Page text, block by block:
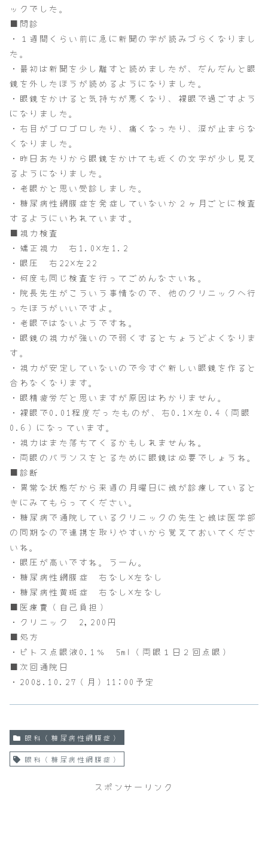
ックでした。
■問診
・１週間くらい前に急に新聞の字が読みづらくなりまし
た。
・最初は新聞を少し離すと読めましたが、だんだんと眼
鏡を外したほうが読めるようになりました。
・眼鏡をかけると気持ちが悪くなり、裸眼で過ごすよう
になりました。
・右目がゴロゴロしたり、痛くなったり、涙が止まらな
くなりました。
・昨日あたりから眼鏡をかけても近くの文字が少し見え
るようになりました。
・老眼かと思い受診しました。
・糖尿病性網膜症を発症していないか２ヶ月ごとに検査
するようにいわれています。
■視力検査
・矯正視力 右1.0×左1.2
・眼圧 右22×左22
・何度も同じ検査を行ってごめんなさいね。
・院長先生がこういう事情なので、他のクリニックへ行
ったほうがいいですよ。
・老眼ではないようですね。
・眼鏡の視力が強いので弱くするとちょうどよくなりま
す。
・視力が安定していないので今すぐ新しい眼鏡を作ると
合わなくなります。
・眼精疲労だと思いますが原因はわかりません。
・裸眼で0.01程度だったものが、右0.1×左0.4（両眼
0.6）になっています。
・視力はまた落ちてくるかもしれませんね。
・両眼のバランスをとるために眼鏡は必要でしょうね。
■診断
・異常な状態だから来週の月曜日に娘が診療していると
きにみてもらってください。
・糖尿病で通院しているクリニックの先生と娘は医学部
の同期なので連携を取りやすいから覚えておいてくださ
いね。
・眼圧が高いですね。うーん。
・糖尿病性網膜症 右なし×左なし
・糖尿病性黄斑症 右なし×左なし
■医療費（自己負担）
・クリニック 2,200円
■処方
・ピトス点眼液0.1％ 5ml（両眼１日２回点眼）
■次回通院日
・2008.10.27（月）11:00予定
眼科（糖尿病性網膜症）
眼科（糖尿病性網膜症）
スポンサーリンク